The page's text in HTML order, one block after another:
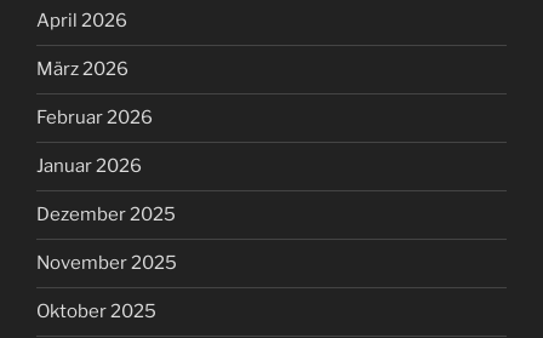
April 2026
März 2026
Februar 2026
Januar 2026
Dezember 2025
November 2025
Oktober 2025